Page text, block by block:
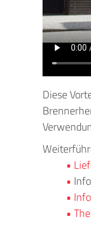
Diese